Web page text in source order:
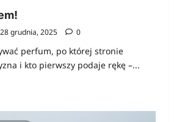
28 grudnia, 2025 0
perfum, po której stronie
i kto pierwszy podaje rękę –...